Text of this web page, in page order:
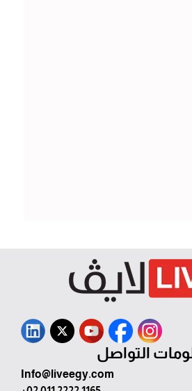
التواصل
Info@liveegy.com